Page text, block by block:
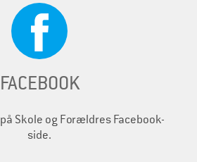
FACEBOOK
Skole og Forældres Facebook-
side.